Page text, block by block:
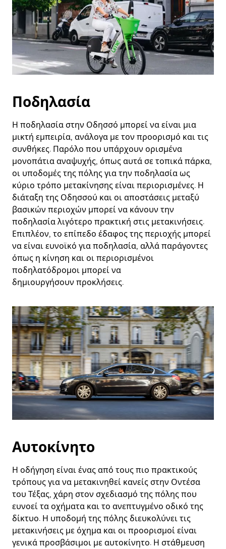
Ποδηλασία
Η ποδηλασία στην Οδησσό μπορεί να είναι μια
μικτή εμπειρία, ανάλογα με τον προορισμό και τις
συνθήκες. Παρόλο που υπάρχουν ορισμένα
μονοπάτια αναψυχής, όπως αυτά σε τοπικά πάρκα,
οι υποδομές της πόλης για την ποδηλασία ως
κύριο τρόπο μετακίνησης είναι περιορισμένες. Η
διάταξη της Οδησσού και οι αποστάσεις μεταξύ
βασικών περιοχών μπορεί να κάνουν την
ποδηλασία λιγότερο πρακτική στις μετακινήσεις.
Επιπλέον, το επίπεδο έδαφος της περιοχής μπορεί
να είναι ευνοϊκό για ποδηλασία, αλλά παράγοντες
όπως η κίνηση και οι περιορισμένοι
ποδηλατόδρομοι μπορεί να
δημιουργήσουν προκλήσεις.
Αυτοκίνητο
Η οδήγηση είναι ένας από τους πιο πρακτικούς
τρόπους για να μετακινηθεί κανείς στην Οντέσα
του Τέξας, χάρη στον σχεδιασμό της πόλης που
ευνοεί τα οχήματα και το ανεπτυγμένο οδικό της
δίκτυο. Η υποδομή της πόλης διευκολύνει τις
μετακινήσεις με όχημα και οι προορισμοί είναι
γενικά προσβάσιμοι με αυτοκίνητο. Η στάθμευση